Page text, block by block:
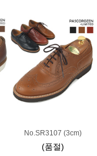
No.SR3107 (3cm)
(품절)